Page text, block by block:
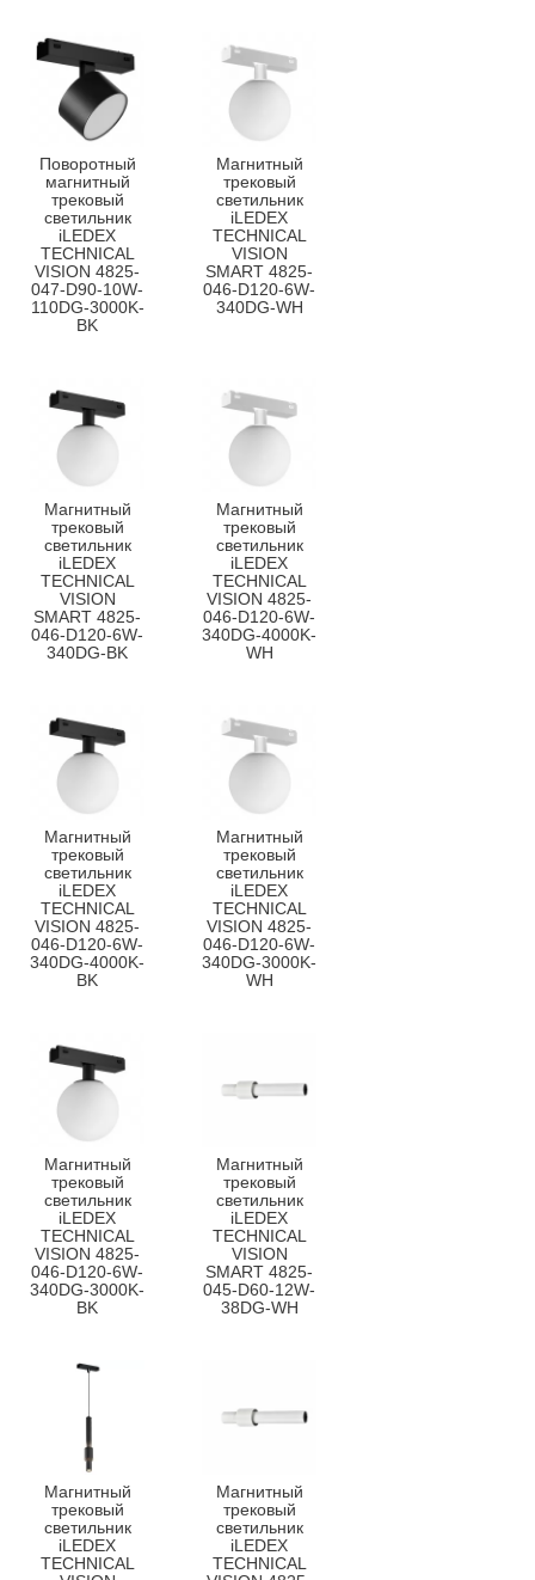
Поворотный
магнитный
трековый
светильник
iLEDEX
TECHNICAL
VISION 4825-
047-D90-10W-
110DG-3000K-
BK
Магнитный
трековый
светильник
iLEDEX
TECHNICAL
VISION
SMART 4825-
046-D120-6W-
340DG-WH
Магнитный
трековый
светильник
iLEDEX
TECHNICAL
VISION
SMART 4825-
046-D120-6W-
340DG-BK
Магнитный
трековый
светильник
iLEDEX
TECHNICAL
VISION 4825-
046-D120-6W-
340DG-4000K-
WH
Магнитный
трековый
светильник
iLEDEX
TECHNICAL
VISION 4825-
046-D120-6W-
340DG-4000K-
BK
Магнитный
трековый
светильник
iLEDEX
TECHNICAL
VISION 4825-
046-D120-6W-
340DG-3000K-
WH
Магнитный
трековый
светильник
iLEDEX
TECHNICAL
VISION 4825-
046-D120-6W-
340DG-3000K-
BK
Магнитный
трековый
светильник
iLEDEX
TECHNICAL
VISION
SMART 4825-
045-D60-12W-
38DG-WH
Магнитный
трековый
светильник
iLEDEX
TECHNICAL
Магнитный
трековый
светильник
iLEDEX
TECHNICAL